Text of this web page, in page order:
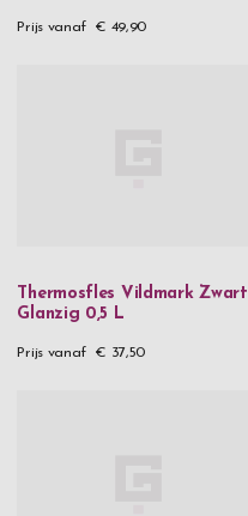
Wijnglazen
€ 300-€ 399,99
Prijs vanaf € 49,90
Thermosfles Vildmark Zwart
Glanzig 0,5 L
Prijs vanaf € 37,50